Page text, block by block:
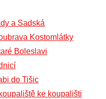
a Sadská
Kostomlátky
Boleslavi
do Tišic
ke koupališti